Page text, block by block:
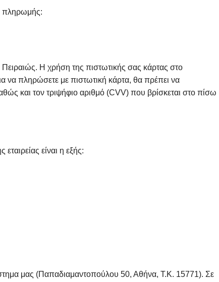
πληρωμής:
Η χρήση της πιστωτικής σας κάρτας στο
να πληρώσετε με πιστωτική κάρτα, θα πρέπει να
και τον τριψήφιο αριθμό (CVV) που βρίσκεται στο πίσω
είναι η εξής:
μας (Παπαδιαμαντοπούλου 50, Αθήνα, Τ.Κ. 15771). Σε